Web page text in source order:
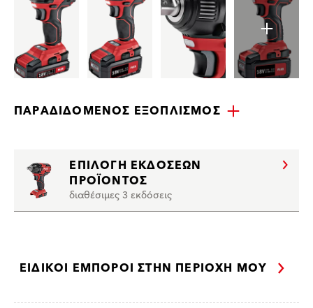
ΠΑΡΑΔΙΔΌΜΕΝΟΣ ΕΞΟΠΛΙΣΜΌΣ
ΕΠΙΛΟΓΉ ΕΚΔΌΣΕΩΝ
ΠΡΟΪΌΝΤΟΣ
διαθέσιμες 3 εκδόσεις
ΕΙΔΙΚΟΊ ΈΜΠΟΡΟΙ ΣΤΗΝ ΠΕΡΙΟΧΉ ΜΟΥ